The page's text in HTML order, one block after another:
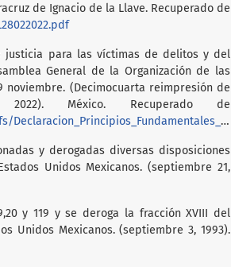
de Ignacio de la Llave. Recuperado de
justicia para las víctimas de delitos y del
General de la Organización de las
noviembre. (Decimocuarta reimpresión de
México. Recuperado de
y derogadas diversas disposiciones
Unidos Mexicanos. (septiembre 21,
y 119 y se deroga la fracción XVIII del
Unidos Mexicanos. (septiembre 3, 1993).